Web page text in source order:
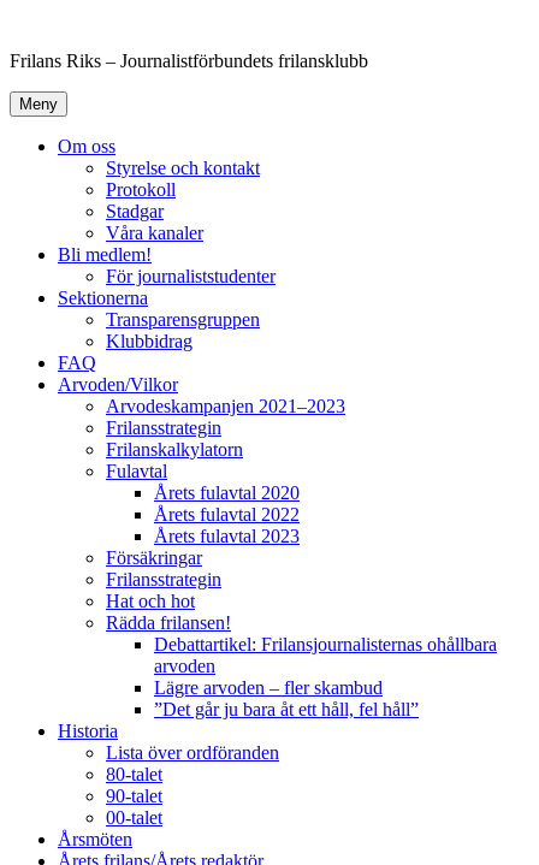
innehåll
Frilans Riks – Journalistförbundets frilansklubb
Meny
Om oss
Styrelse och kontakt
Protokoll
Stadgar
Våra kanaler
Bli medlem!
För journaliststudenter
Sektionerna
Transparensgruppen
Klubbidrag
FAQ
Arvoden/Vilkor
Arvodeskampanjen 2021–2023
Frilansstrategin
Frilanskalkylatorn
Fulavtal
Årets fulavtal 2020
Årets fulavtal 2022
Årets fulavtal 2023
Försäkringar
Frilansstrategin
Hat och hot
Rädda frilansen!
Debattartikel: Frilansjournalisternas ohållbara
arvoden
Lägre arvoden – fler skambud
”Det går ju bara åt ett håll, fel håll”
Historia
Lista över ordföranden
80-talet
90-talet
00-talet
Årsmöten
Årets frilans/Årets redaktör